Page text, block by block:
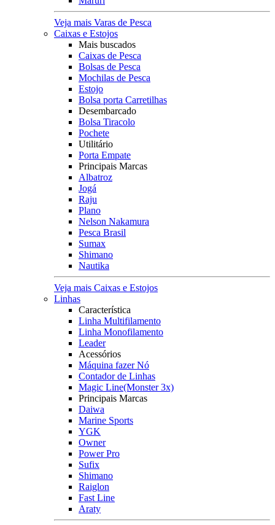
Veja mais Varas de Pesca
Caixas e Estojos
Mais buscados
Caixas de Pesca
Bolsas de Pesca
Mochilas de Pesca
Estojo
Bolsa porta Carretilhas
Desembarcado
Bolsa Tiracolo
Pochete
Utilitário
Porta Empate
Principais Marcas
Albatroz
Jogá
Raju
Plano
Nelson Nakamura
Pesca Brasil
Sumax
Shimano
Nautika
Veja mais Caixas e Estojos
Linhas
Característica
Linha Multifilamento
Linha Monofilamento
Leader
Acessórios
Máquina fazer Nó
Contador de Linhas
Magic Line(Monster 3x)
Principais Marcas
Daiwa
Marine Sports
YGK
Owner
Power Pro
Sufix
Shimano
Raiglon
Fast Line
Araty